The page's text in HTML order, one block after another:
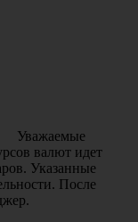
Уважаемые
валют идет
Указанные
После